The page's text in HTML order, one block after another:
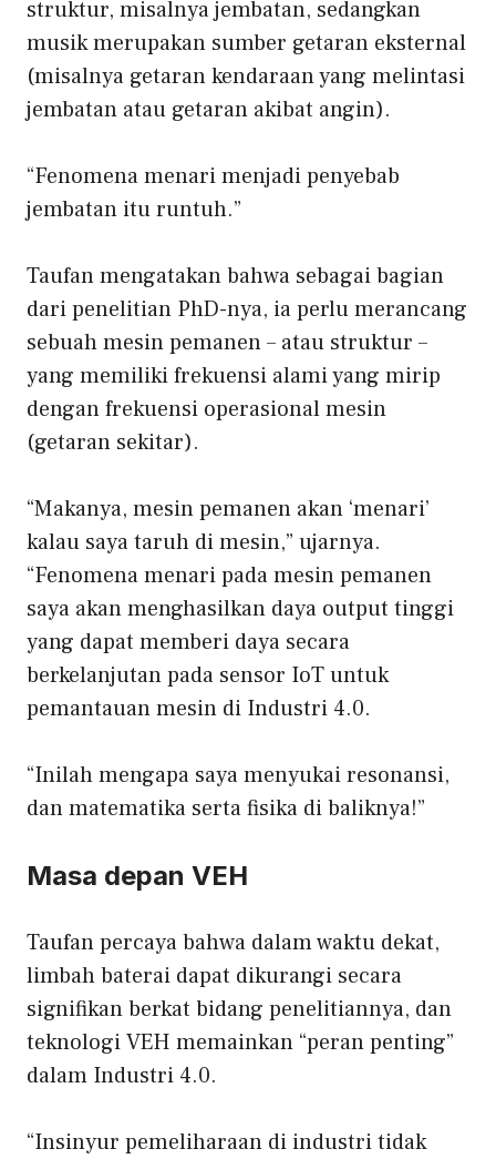
struktur, misalnya jembatan, sedangkan
musik merupakan sumber getaran eksternal
(misalnya getaran kendaraan yang melintasi
jembatan atau getaran akibat angin).
“Fenomena menari menjadi penyebab
jembatan itu runtuh.”
Taufan mengatakan bahwa sebagai bagian
dari penelitian PhD-nya, ia perlu merancang
sebuah mesin pemanen – atau struktur –
yang memiliki frekuensi alami yang mirip
dengan frekuensi operasional mesin
(getaran sekitar).
“Makanya, mesin pemanen akan ‘menari’
kalau saya taruh di mesin,” ujarnya.
“Fenomena menari pada mesin pemanen
saya akan menghasilkan daya output tinggi
yang dapat memberi daya secara
berkelanjutan pada sensor IoT untuk
pemantauan mesin di Industri 4.0.
“Inilah mengapa saya menyukai resonansi,
dan matematika serta fisika di baliknya!”
Masa depan VEH
Taufan percaya bahwa dalam waktu dekat,
limbah baterai dapat dikurangi secara
signifikan berkat bidang penelitiannya, dan
teknologi VEH memainkan “peran penting”
dalam Industri 4.0.
“Insinyur pemeliharaan di industri tidak